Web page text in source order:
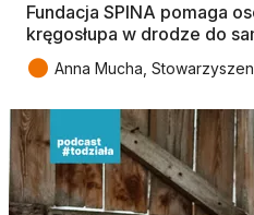
Fundacja SPINA pomaga
kręgosłupa w drodze do
● Anna Mucha,